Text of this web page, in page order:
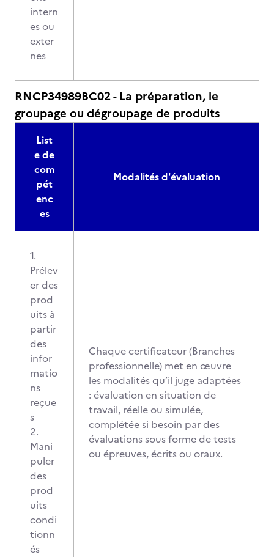
intern
es ou
exter
nes
RNCP34989BC02 - La préparation, le
groupage ou dégroupage de produits
List
e de
com
pét
enc
es
Modalités d'évaluation
1.
Prélev
er des
prod
uits à
partir
des
infor
matio
ns
reçue
s
2.
Mani
puler
des
prod
uits
condi
tionn
és
Chaque certificateur (Branches
professionnelle) met en œuvre
les modalités qu’il juge adaptées
: évaluation en situation de
travail, réelle ou simulée,
complétée si besoin par des
évaluations sous forme de tests
ou épreuves, écrits ou oraux.